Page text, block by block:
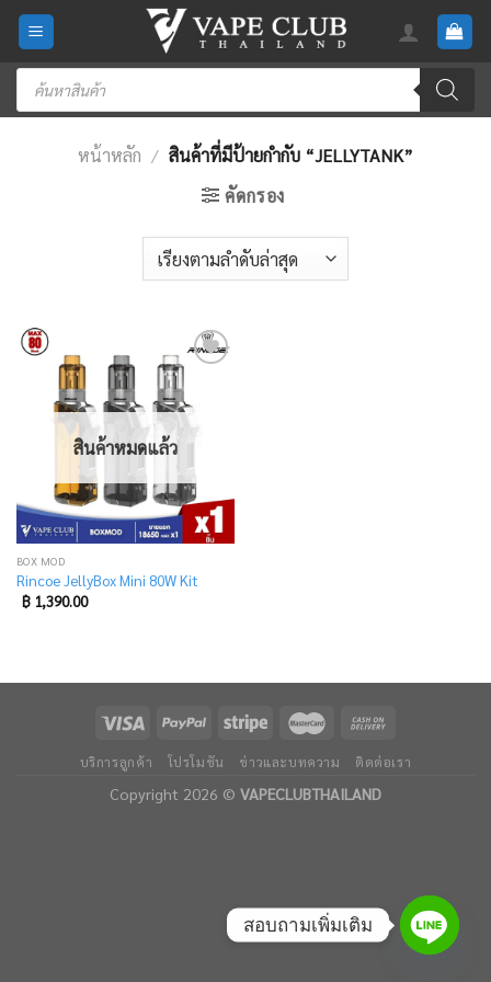
Skip
content
Products
search
หน้าหลัก / สินค้าที่มีป้ายกำกับ “JELLYTANK”
คัดกรอง
wishlist
สินค้าหมดแล้ว
BOX MOD
Rincoe JellyBox Mini 80W Kit
฿1,390.00
บริการลูกค้า โปรโมชัน ข่าวและบทความ ติดต่อเรา
Copyright 2026 © VAPECLUBTHAILAND
สอบถามเพิ่มเติม